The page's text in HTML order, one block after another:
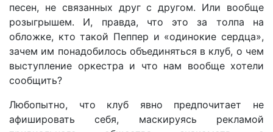
песен, не связанных друг с другом. Или вообще
розыгрышем. И, правда, что это за толпа на
обложке, кто такой Пеппер и «одинокие сердца»,
зачем им понадобилось объединяться в клуб, о чем
выступление оркестра и что нам вообще хотели
сообщить?
Любопытно, что клуб явно предпочитает не
афишировать себя, маскируясь рекламой